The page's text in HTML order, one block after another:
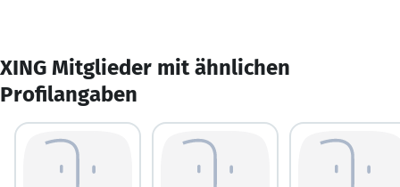
XING Mitglieder mit ähnlichen
Profilangaben